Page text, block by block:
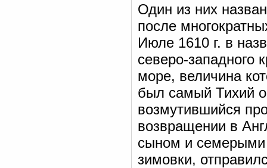
Один из них
после
Июле 1610 г. в
северо-западного
море, величина
был самый Тихий
возмутившийся
возвращении в
сыном и семерыми
зимовки,